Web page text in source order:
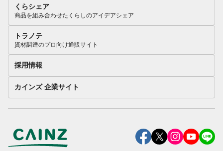
くらシェア
商品を組み合わせたくらしのアイデアシェア
トラノテ
資材調達のプロ向け通販サイト
採用情報
カインズ 企業サイト